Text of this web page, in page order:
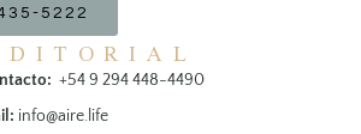
5222
+54 9 294 448-4490
info@aire.life